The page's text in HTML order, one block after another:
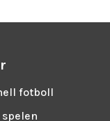
fotboll